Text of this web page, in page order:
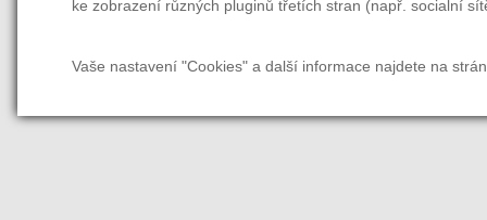
ke zobrazení různých pluginů třetích stran (např. socialní
Vaše nastavení "Cookies" a další informace najdete na